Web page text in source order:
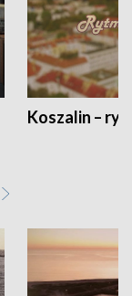
Koszalin –